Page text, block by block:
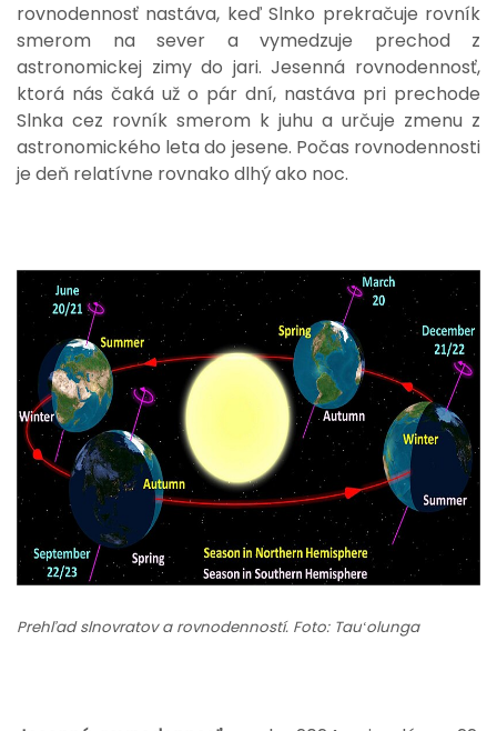
rovnodennosť nastáva, keď Slnko prekračuje rovník
smerom na sever a vymedzuje prechod z
astronomickej zimy do jari. Jesenná rovnodennosť,
ktorá nás čaká už o pár dní, nastáva pri prechode
Slnka cez rovník smerom k juhu a určuje zmenu z
astronomického leta do jesene. Počas rovnodennosti
je deň relatívne rovnako dlhý ako noc.
Prehľad slnovratov a rovnodenností. Foto: Tauʻolunga